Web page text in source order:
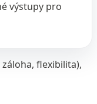
výstupy pro
flexibilita),